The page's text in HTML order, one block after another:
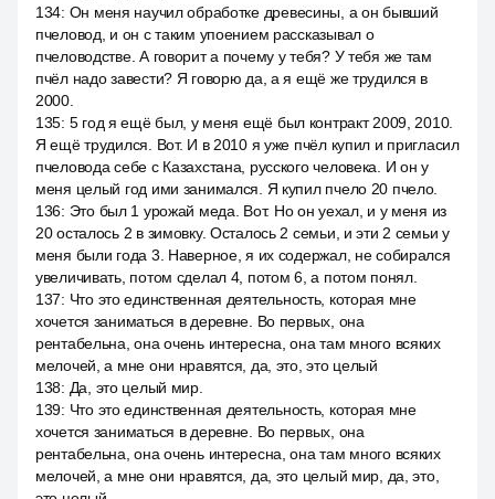
134: Он меня научил обработке древесины, а он бывший
пчеловод, и он с таким упоением рассказывал о
пчеловодстве. А говорит а почему у тебя? У тебя же там
пчёл надо завести? Я говорю да, а я ещё же трудился в
2000.
135: 5 год я ещё был, у меня ещё был контракт 2009, 2010.
Я ещё трудился. Вот. И в 2010 я уже пчёл купил и пригласил
пчеловода себе с Казахстана, русского человека. И он у
меня целый год ими занимался. Я купил пчело 20 пчело.
136: Это был 1 урожай меда. Вот. Но он уехал, и у меня из
20 осталось 2 в зимовку. Осталось 2 семьи, и эти 2 семьи у
меня были года 3. Наверное, я их содержал, не собирался
увеличивать, потом сделал 4, потом 6, а потом понял.
137: Что это единственная деятельность, которая мне
хочется заниматься в деревне. Во первых, она
рентабельна, она очень интересна, она там много всяких
мелочей, а мне они нравятся, да, это, это целый
138: Да, это целый мир.
139: Что это единственная деятельность, которая мне
хочется заниматься в деревне. Во первых, она
рентабельна, она очень интересна, она там много всяких
мелочей, а мне они нравятся, да, это целый мир, да, это,